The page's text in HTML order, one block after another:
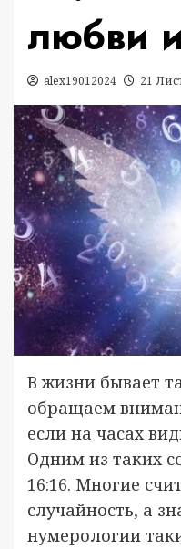
любви
alex19012024 21
В жизни бывает
обращаем
если на часах
Одним из таких
16:16. Многие
случайность, а
нумерологии